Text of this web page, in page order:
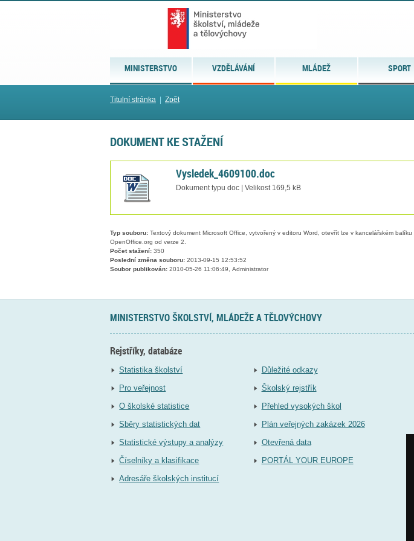
MINISTERSTVO VZDĚLÁVÁNÍ MLÁDEŽ SPORT
Titulní stránka Zpět
DOKUMENT KE STAŽENÍ
Vysledek_4609100.doc
Dokument typu doc | Velikost 169,5 kB
Typ souboru: Textový dokument Microsoft Office, vytvořený v editoru Word, otevřít lze v kancelářském balíku
OpenOffice.org od verze 2.
Počet stažení: 350
Poslední změna souboru: 2013-09-15 12:53:52
Soubor publikován: 2010-05-26 11:06:49, Administrator
MINISTERSTVO ŠKOLSTVÍ, MLÁDEŽE A TĚLOVÝCHOVY
Rejstříky, databáze
Statistika školství
Pro veřejnost
O školské statistice
Sběry statistických dat
Statistické výstupy a analýzy
Číselníky a klasifikace
Adresáře školských institucí
Důležité odkazy
Školský rejstřík
Přehled vysokých škol
Plán veřejných zakázek 2026
Otevřená data
PORTÁL YOUR EUROPE